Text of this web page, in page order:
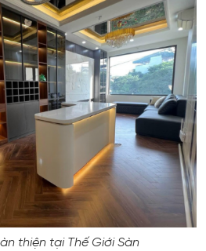
thiện tại Thế Giới Sàn